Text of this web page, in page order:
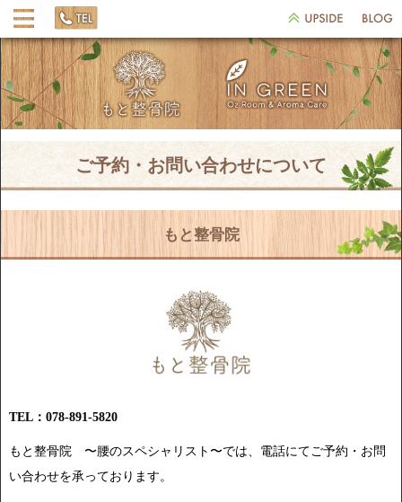
ご予約・お問い合わせについて
もと整骨院
TEL：078-891-5820
もと整骨院 〜腰のスペシャリスト〜では、電話にてご予約・お問
い合わせを承っております。